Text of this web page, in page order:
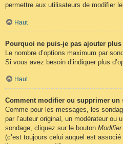
permettre aux utilisateurs de modifier
Haut
Pourquoi ne puis-je pas ajouter
Le nombre d’options maximum par
Si vous avez besoin d’indiquer plus
Haut
Comment modifier ou supprimer un
Comme pour les messages, les
par l’auteur original, un modérateur ou
sondage, cliquez sur le bouton Modifier
(c’est toujours celui auquel est